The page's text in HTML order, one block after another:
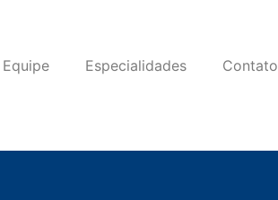
Equipe Especialidades Contato